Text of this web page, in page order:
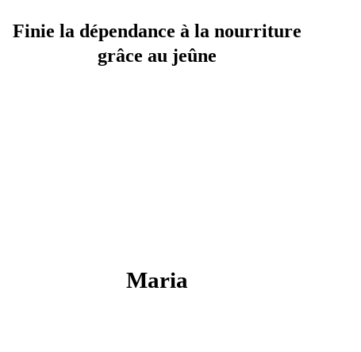
Finie la dépendance à la nourriture
grâce au jeûne
Maria